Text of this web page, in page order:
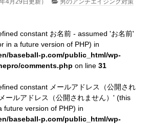
4月29日更新） 男のアンチエイジング対策
constant お名前 - assumed 'お名前'
in a future version of PHP) in
baseball-p.com/public_html/wp-
comments.php on line 31
constant メールアドレス（公開され
ールアドレス（公開されません）' (this
future version of PHP) in
baseball-p.com/public_html/wp-